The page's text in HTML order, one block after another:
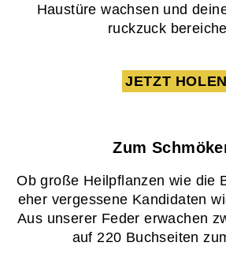
Haustüre wachsen und
ruckzuck
JETZT HOLEN
Zum
Ob große Heilpflanzen wie die
eher vergessene Kandidaten
Aus unserer Feder erwachen
auf 220 Buchseiten